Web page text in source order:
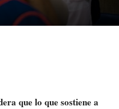
que lo que sostiene a